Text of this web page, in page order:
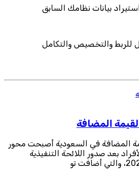
في استيراد بيانات نظامك السابق
قابل للربط والتخصيص والتكامل
المضافة
المضافة في السعودية أصبحت محور
بعد صدور اللائحة التنفيذية